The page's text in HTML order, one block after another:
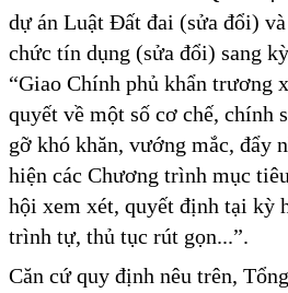
dự án Luật Đất đai (sửa đổi)
chức tín dụng (sửa đổi) sang
“Giao Chính phủ khẩn trương
quyết về một số cơ chế, chính
gỡ khó khăn, vướng mắc, đẩy
hiện các Chương trình mục
hội xem xét, quyết định tại kỳ
trình tự, thủ tục rút gọn...”.
Căn cứ quy định nêu trên,